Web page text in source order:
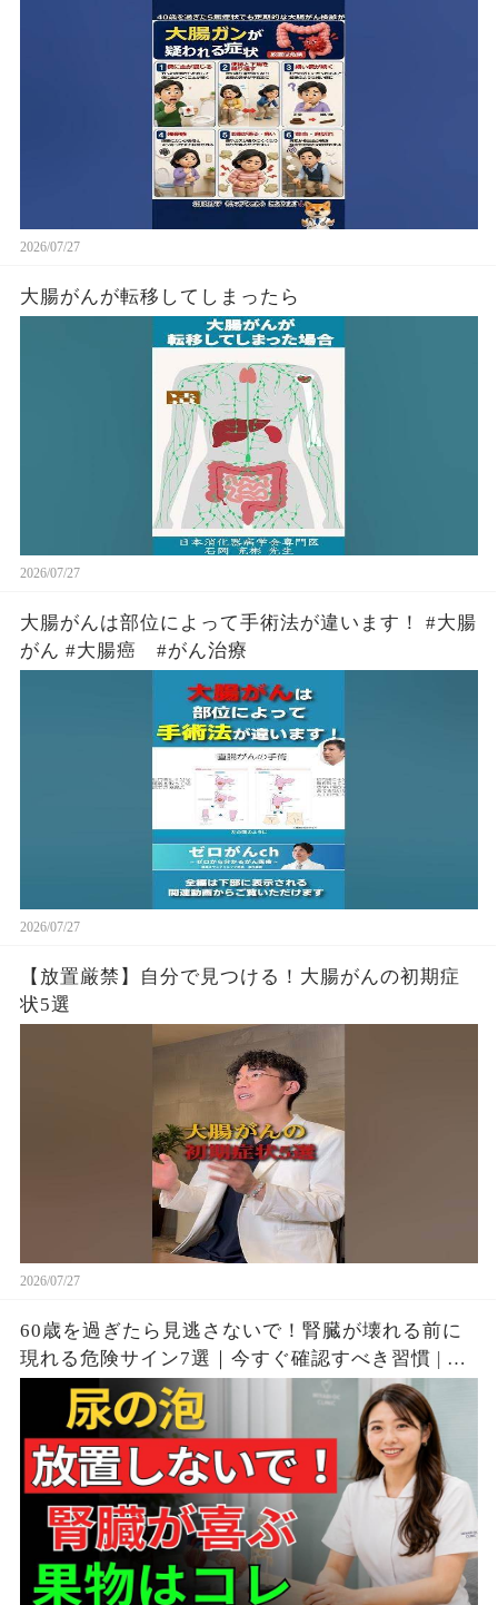
2026/07/27
大腸がんが転移してしまったら
2026/07/27
大腸がんは部位によって手術法が違います！ #大腸
がん #大腸癌 #がん治療
2026/07/27
【放置厳禁】自分で見つける！大腸がんの初期症
状5選
2026/07/27
60歳を過ぎたら見逃さないで！腎臓が壊れる前に
現れる危険サイン7選｜今すぐ確認すべき習慣 | シ
ニア向け